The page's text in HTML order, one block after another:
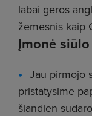
labai geros
žemesnis kaip
Įmonė siūlo
Jau pirmojo
pristatysime
šiandien